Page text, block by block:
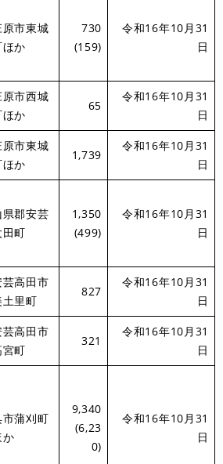
原市東城
ほか
730
(159)
令和16年10月31
日
原市西城
ほか
65
令和16年10月31
日
原市東城
ほか
1,739
令和16年10月31
日
県郡安芸
田町
1,350
(499)
令和16年10月31
日
芸高田市
土里町
827
令和16年10月31
日
芸高田市
宮町
321
令和16年10月31
日
市蒲刈町
か
9,340
(6,23
0)
令和16年10月31
日